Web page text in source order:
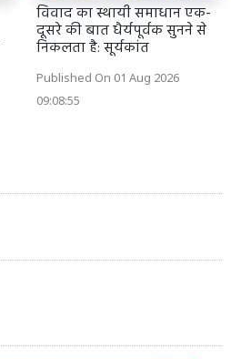
विवाद का स्थायी समाधान एक-
दूसरे की बात धैर्यपूर्वक सुनने से
निकलता है: सूर्यकांत
Published On 01 Aug 2026
09:08:55